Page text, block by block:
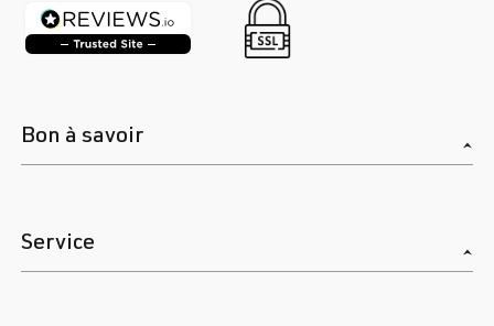
Bon à savoir
Service